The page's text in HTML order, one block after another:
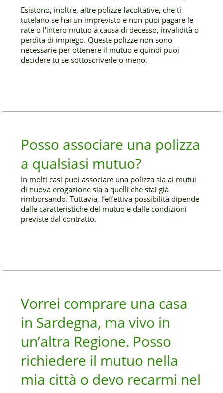
Esistono, inoltre, altre polizze facoltative, che ti
tutelano se hai un imprevisto e non puoi pagare le
rate o l'intero mutuo a causa di decesso, invalidità o
perdita di impiego. Queste polizze non sono
necessarie per ottenere il mutuo e quindi puoi
decidere tu se sottoscriverle o meno.
Posso associare una polizza
a qualsiasi mutuo?
In molti casi puoi associare una polizza sia ai mutui
di nuova erogazione sia a quelli che stai già
rimborsando. Tuttavia, l’effettiva possibilità dipende
dalle caratteristiche del mutuo e dalle condizioni
previste dal contratto.
Vorrei comprare una casa
in Sardegna, ma vivo in
un’altra Regione. Posso
richiedere il mutuo nella
mia città o devo recarmi nel